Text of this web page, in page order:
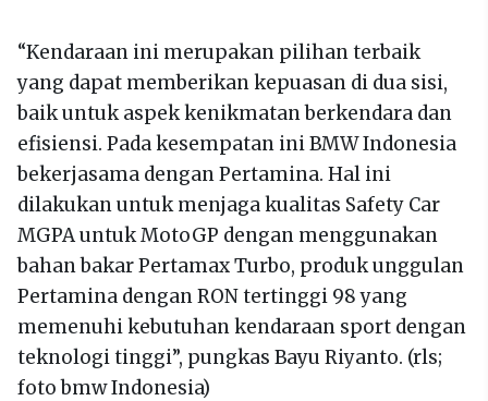
“Kendaraan ini merupakan pilihan terbaik
yang dapat memberikan kepuasan di dua sisi,
baik untuk aspek kenikmatan berkendara dan
efisiensi. Pada kesempatan ini BMW Indonesia
bekerjasama dengan Pertamina. Hal ini
dilakukan untuk menjaga kualitas Safety Car
MGPA untuk MotoGP dengan menggunakan
bahan bakar Pertamax Turbo, produk unggulan
Pertamina dengan RON tertinggi 98 yang
memenuhi kebutuhan kendaraan sport dengan
teknologi tinggi”, pungkas Bayu Riyanto. (rls;
foto bmw Indonesia)